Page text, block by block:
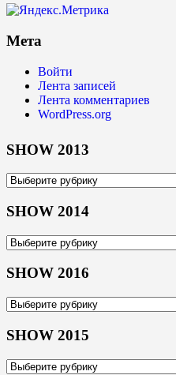
Мета
Войти
Лента записей
Лента комментариев
WordPress.org
SHOW 2013
SHOW
SHOW 2014
SHOW
SHOW 2016
SHOW
SHOW 2015
SHOW